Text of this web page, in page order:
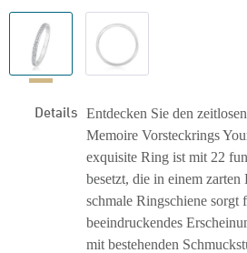
Details Entdecken Sie den
Memoire Vorsteckrings
exquisite Ring ist mit 22
besetzt, die in einem
schmale Ringschiene sorgt
beeindruckendes
mit bestehenden